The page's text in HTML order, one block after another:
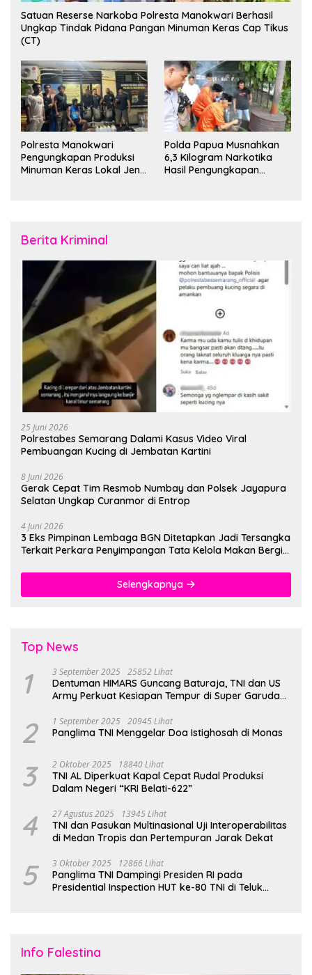
Satuan Reserse Narkoba Polresta Manokwari Berhasil
Ungkap Tindak Pidana Pangan Minuman Keras Cap Tikus
(CT)
Polresta Manokwari
Pengungkapan Produksi
Minuman Keras Lokal Jenis
Polda Papua Musnahkan
6,3 Kilogram Narkotika
Hasil Pengungkapan
Berita Kriminal
25 Juni 2026
Polrestabes Semarang Dalami Kasus Video Viral
Pembuangan Kucing di Jembatan Kartini
8 Juni 2026
Gerak Cepat Tim Resmob Numbay dan Polsek Jayapura
Selatan Ungkap Curanmor di Entrop
4 Juni 2026
3 Eks Pimpinan Lembaga BGN Ditetapkan Jadi Tersangka
Terkait Perkara Penyimpangan Tata Kelola Makan Bergizi
Selengkapnya
Top News
1 3 September 2025 25852 Lihat
Dentuman HIMARS Guncang Baturaja, TNI dan US
Army Perkuat Kesiapan Tempur di Super Garuda
2 1 September 2025 20945 Lihat
Panglima TNI Menggelar Doa Istighosah di Monas
3 2 Oktober 2025 18840 Lihat
TNI AL Diperkuat Kapal Cepat Rudal Produksi
Dalam Negeri “KRI Belati-622”
4 27 Agustus 2025 13945 Lihat
TNI dan Pasukan Multinasional Uji Interoperabilitas
di Medan Tropis dan Pertempuran Jarak Dekat
5 3 Oktober 2025 12866 Lihat
Panglima TNI Dampingi Presiden RI pada
Presidential Inspection HUT ke-80 TNI di Teluk
Info Falestina